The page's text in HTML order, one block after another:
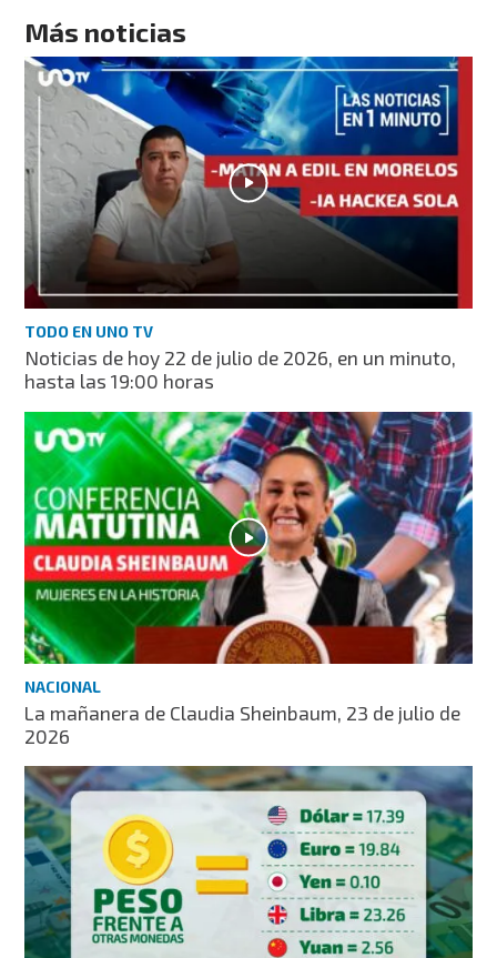
Más noticias
TODO EN UNO TV
Noticias de hoy 22 de julio de 2026, en un minuto,
hasta las 19:00 horas
NACIONAL
La mañanera de Claudia Sheinbaum, 23 de julio de
2026